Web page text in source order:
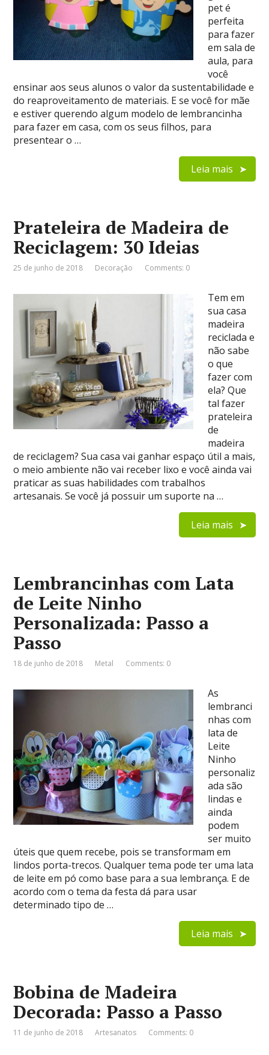
pet é
perfeita
para fazer
em sala de
aula, para
você
ensinar aos seus alunos o valor da sustentabilidade e
do reaproveitamento de materiais. E se você for mãe
e estiver querendo algum modelo de lembrancinha
para fazer em casa, com os seus filhos, para
presentear o …
Leia mais
Prateleira de Madeira de
Reciclagem: 30 Ideias
25 de junho de 2018 Decoração Comments: 0
Tem em
sua casa
madeira
reciclada e
não sabe
o que
fazer com
ela? Que
tal fazer
prateleira
de
madeira
de reciclagem? Sua casa vai ganhar espaço útil a mais,
o meio ambiente não vai receber lixo e você ainda vai
praticar as suas habilidades com trabalhos
artesanais. Se você já possuir um suporte na …
Leia mais
Lembrancinhas com Lata
de Leite Ninho
Personalizada: Passo a
Passo
18 de junho de 2018 Metal Comments: 0
As
lembranci
nhas com
lata de
Leite
Ninho
personaliz
ada são
lindas e
ainda
podem
ser muito
úteis que quem recebe, pois se transformam em
lindos porta-trecos. Qualquer tema pode ter uma lata
de leite em pó como base para a sua lembrança. E de
acordo com o tema da festa dá para usar
determinado tipo de …
Leia mais
Bobina de Madeira
Decorada: Passo a Passo
11 de junho de 2018 Artesanatos Comments: 0